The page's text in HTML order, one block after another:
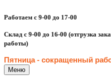
Работаем с 9-00 до 17-00
Склад с 9-00 до 16-00 (отгрузка
работы)
Пятница - сокращенный
Меню